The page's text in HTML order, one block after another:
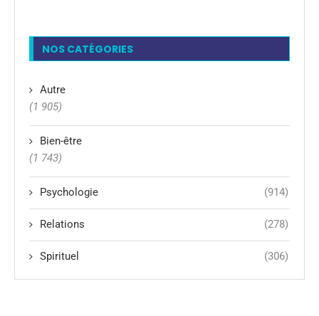
NOS CATÉGORIES
Autre
(1 905)
Bien-être
(1 743)
Psychologie (914)
Relations (278)
Spirituel (306)